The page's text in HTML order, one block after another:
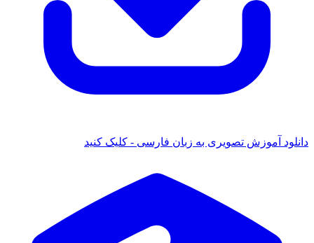
دانلود آموزش تصویری به زبان فارسی - کلیک کنید